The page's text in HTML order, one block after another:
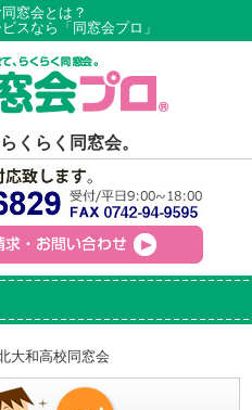
窓会とは？
スなら「同窓会プロ」
くらく同窓会。
大和高校同窓会